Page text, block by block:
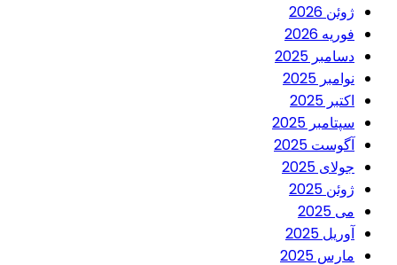
ژوئن 2026
فوریه 2026
دسامبر 2025
نوامبر 2025
اکتبر 2025
سپتامبر 2025
آگوست 2025
جولای 2025
ژوئن 2025
می 2025
آوریل 2025
مارس 2025